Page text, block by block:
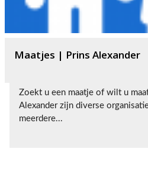
Maatjes | Prins Alexander
Zoekt u een maatje of wilt u
Alexander zijn diverse
meerdere...